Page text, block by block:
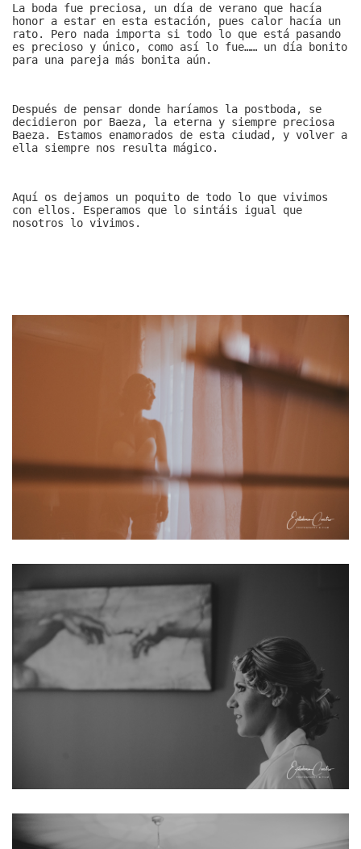
La boda fue preciosa, un día de verano que hacía
honor a estar en esta estación, pues calor hacía un
rato. Pero nada importa si todo lo que está pasando
es precioso y único, como así lo fue…… un día bonito
para una pareja más bonita aún.
Después de pensar donde haríamos la postboda, se
decidieron por Baeza, la eterna y siempre preciosa
Baeza. Estamos enamorados de esta ciudad, y volver a
ella siempre nos resulta mágico.
Aquí os dejamos un poquito de todo lo que vivimos
con ellos. Esperamos que lo sintáis igual que
nosotros lo vivimos.